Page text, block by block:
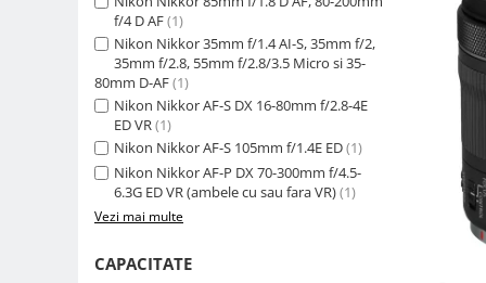
Camere video de actiune
Accesorii camere video de actiune
Accesorii drone
Acumulatori camere video
Lampi video
Stabilizatoare (Gimbal) / Steady
f/4 D AF(1)
Nikon Nikkor 35mm f/1.4 AI-S, 35mm f/2,
35mm f/2.8, 55mm f/2.8/3.5 Micro si 35-
80mm D-AF(1)
Nikon Nikkor AF-S DX 16-80mm f/2.8-4E
ED VR(1)
Nikon Nikkor AF-S 105mm f/1.4E ED(1)
Nikon Nikkor AF-P DX 70-300mm f/4.5-
6.3G ED VR (ambele cu sau fara VR)(1)
Vezi mai multe
CAPACITATE